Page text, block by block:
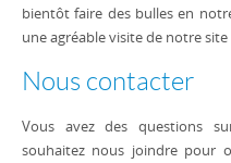
bientôt faire des bulles en
une agréable visite de notre
Nous contacter
Vous avez des questions
souhaitez nous joindre pour